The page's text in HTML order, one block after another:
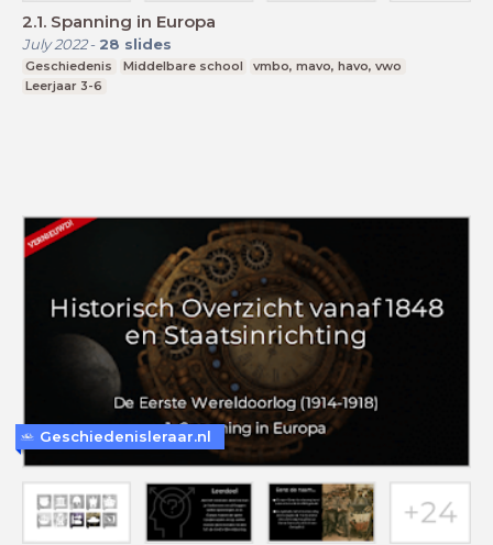
2.1. Spanning in Europa
July 2022- 28 slides
Geschiedenis Middelbare school
vmbo, mavo, havo, vwo
Leerjaar 3-6
Geschiedenisleraar.nl